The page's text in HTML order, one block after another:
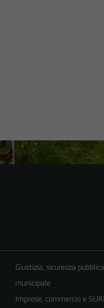
Giustizia, sicurezza
municipale
Imprese, commercio e